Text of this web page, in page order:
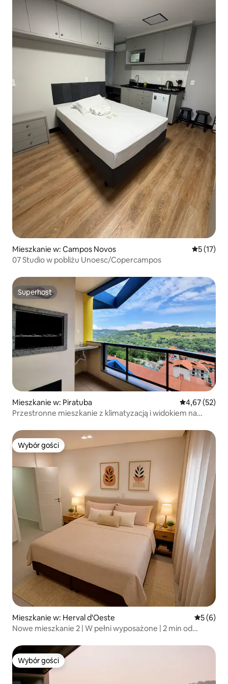
Mieszkanie w: Campos Novos Średnia
5 (17)
07 Studio w pobliżu Unoesc/Copercampos
Superhost
Superhost
Mieszkanie w: Piratuba Średnia
4,67 (52)
Przestronne mieszkanie z klimatyzacją i widokiem na
Wybór gości
Wybór gości
Mieszkanie w: Herval d'Oeste Średnia
5 (6)
Nowe mieszkanie 2 | W pełni wyposażone | 2 min od
Wybór gości
Wybór gości